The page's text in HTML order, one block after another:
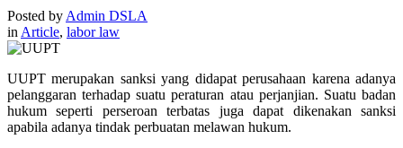
Posted by Admin DSLA
in Article, labor law
UUPT merupakan sanksi yang didapat perusahaan karena adanya
pelanggaran terhadap suatu peraturan atau perjanjian. Suatu badan
hukum seperti perseroan terbatas juga dapat dikenakan sanksi
apabila adanya tindak perbuatan melawan hukum.